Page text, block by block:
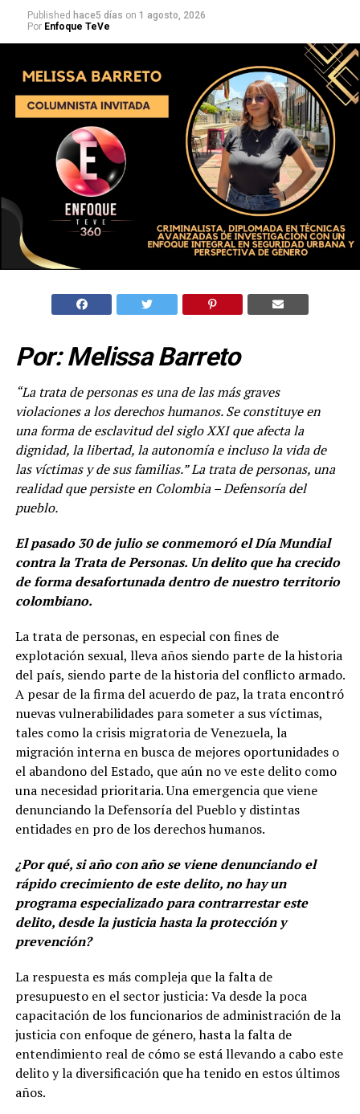
Published hace5 días on 1 agosto, 2026
Por Enfoque TeVe
Por: Melissa Barreto
“La trata de personas es una de las más graves
violaciones a los derechos humanos. Se constituye en
una forma de esclavitud del siglo XXI que afecta la
dignidad, la libertad, la autonomía e incluso la vida de
las víctimas y de sus familias.” La trata de personas, una
realidad que persiste en Colombia– Defensoría del
pueblo.
El pasado 30 de julio se conmemoró el Día Mundial
contra la Trata de Personas. Un delito que ha crecido
de forma desafortunada dentro de nuestro territorio
colombiano.
La trata de personas, en especial con fines de
explotación sexual, lleva años siendo parte de la historia
del país, siendo parte de la historia del conflicto armado.
A pesar de la firma del acuerdo de paz, la trata encontró
nuevas vulnerabilidades para someter a sus víctimas,
tales como la crisis migratoria de Venezuela, la
migración interna en busca de mejores oportunidades o
el abandono del Estado, que aún no ve este delito como
una necesidad prioritaria. Una emergencia que viene
denunciando la Defensoría del Pueblo y distintas
entidades en pro de los derechos humanos.
¿Por qué, si año con año se viene denunciando el
rápido crecimiento de este delito, no hay un
programa especializado para contrarrestar este
delito, desde la justicia hasta la protección y
prevención?
La respuesta es más compleja que la falta de
presupuesto en el sector justicia: Va desde la poca
capacitación de los funcionarios de administración de la
justicia con enfoque de género, hasta la falta de
entendimiento real de cómo se está llevando a cabo este
delito y la diversificación que ha tenido en estos últimos
años.